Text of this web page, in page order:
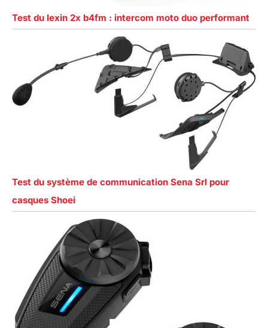
Test du lexin 2x b4fm : intercom moto duo performant
Test du système de communication Sena Srl pour
casques Shoei